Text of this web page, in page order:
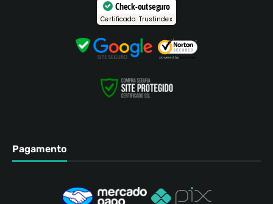
Check-out seguro
Certificado: Trustindex
Pagamento